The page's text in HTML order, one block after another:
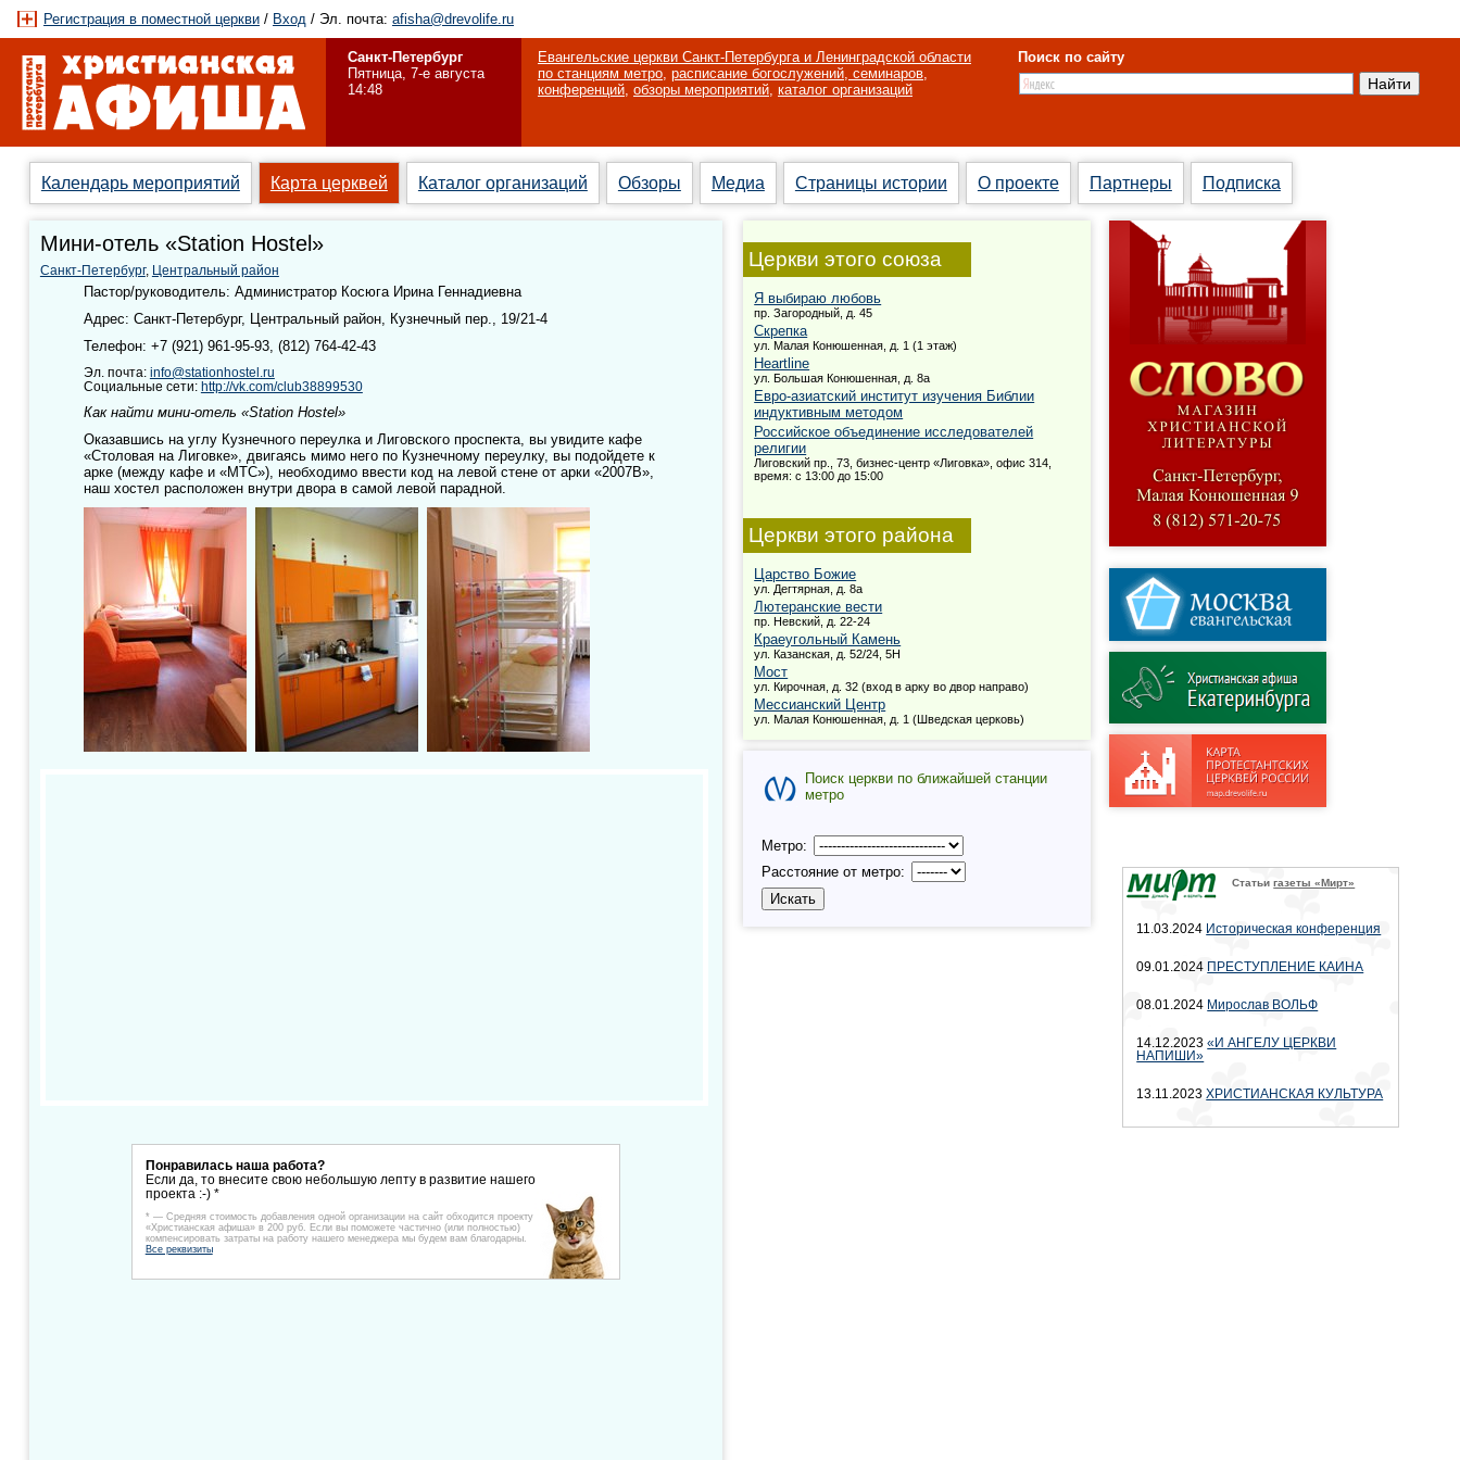
Регистрация в поместной церкви / Вход / Эл. почта: afisha@drevolife.ru
Санкт-Петербург
Пятница, 7-е августа
14:48
Евангельские церкви Санкт-Петербурга и Ленинградской области
по станциям метро, расписание богослужений, семинаров,
конференций, обзоры мероприятий, каталог организаций
Поиск по сайту
Календарь мероприятий Карта церквей Каталог организаций Обзоры Медиа Страницы истории О проекте Партнеры Подписка
Мини-отель «Station Hostel»
Санкт-Петербург, Центральный район
Пастор/руководитель: Администратор Косюга Ирина Геннадиевна
Адрес: Санкт-Петербург, Центральный район, Кузнечный пер., 19/21-4
Телефон: +7 (921) 961-95-93, (812) 764-42-43
Эл. почта: info@stationhostel.ru
Социальные сети: http://vk.com/club38899530
Как найти мини-отель «Station Hostel»
Оказавшись на углу Кузнечного переулка и Лиговского проспекта, вы увидите кафе
«Столовая на Лиговке», двигаясь мимо него по Кузнечному переулку, вы подойдете к
арке (между кафе и «МТС»), необходимо ввести код на левой стене от арки «2007В»,
наш хостел расположен внутри двора в самой левой парадной.
Понравилась наша работа?
Если да, то внесите свою небольшую лепту в развитие нашего
проекта :-) *
* — Средняя стоимость добавления одной организации на сайт обходится проекту
«Христианская афиша» в 200 руб. Если вы поможете частично (или полностью)
компенсировать затраты на работу нашего менеджера мы будем вам благодарны.
Все реквизиты
Церкви этого союза
Я выбираю любовь
пр. Загородный, д. 45
Скрепка
ул. Малая Конюшенная, д. 1 (1 этаж)
Heartline
ул. Большая Конюшенная, д. 8а
Евро-азиатский институт изучения Библии
индуктивным методом
Российское объединение исследователей
религии
Лиговский пр., 73, бизнес-центр «Лиговка», офис 314,
время: с 13:00 до 15:00
Церкви этого района
Царство Божие
ул. Дегтярная, д. 8а
Лютеранские вести
пр. Невский, д. 22-24
Краеугольный Камень
ул. Казанская, д. 52/24, 5Н
Мост
ул. Кирочная, д. 32 (вход в арку во двор направо)
Мессианский Центр
ул. Малая Конюшенная, д. 1 (Шведская церковь)
Поиск церкви по ближайшей станции
метро
Метро:
Расстояние от метро:
Статьигазеты «Мирт»
11.03.2024 Историческая конференция
09.01.2024 ПРЕСТУПЛЕНИЕ КАИНА
08.01.2024 Мирослав ВОЛЬФ
14.12.2023«И АНГЕЛУ ЦЕРКВИ
НАПИШИ»
13.11.2023ХРИСТИАНСКАЯ КУЛЬТУРА